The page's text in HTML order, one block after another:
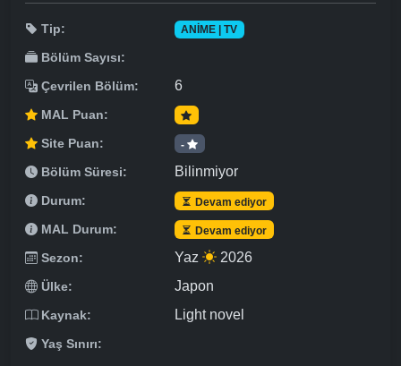
Tip: ANIME | TV
Bölüm Sayısı:
Çevrilen Bölüm:
6
MAL Puan:
Site Puan:
-
Bölüm Süresi: Bilinmiyor
Durum: Devam ediyor
MAL Durum: Devam ediyor
Sezon: Yaz 2026
Ülke: Japon
Kaynak: Light novel
Yaş Sınırı: